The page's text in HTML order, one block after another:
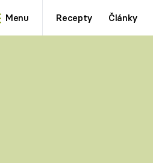
Menu Recepty Články